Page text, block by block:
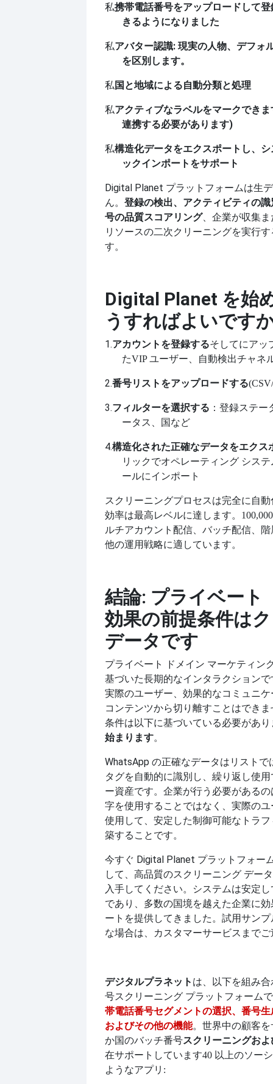
私携帯電話番号をアップロードして
きるようになりました
私アバター認識: 現実の人物、デフォ
を区別します。
私国と地域による自動分類と処理
私アクティブなラベルをマークでき
連携する必要があります)
私構造化データをエクスポートし、
ックインポートをサポート
Digital Planet プラットフォームは生
ん。 登録の検出、アクティビティの
号の品質スコアリング、企業が収集
リソースの二次クリーニングを実行
す。
Digital Planet を始
うすればよいです
1.アカウントを登録するそしてにアッ
たVIP ユーザー、自動検出チャネ
2.番号リストをアップロードする(
3.フィルターを選択する ：登録ステ
ータス、国など
4.構造化された正確なデータをエクス
リックでオペレーティング シス
ールにインポート
スクリーニングプロセスは完全に自
効率は最高レベルに達します。
ルチアカウント配信、バッチ配信、
他の運用戦略に適しています。
結論: プライベート
効果の前提条件は
データです
プライベート ドメイン マーケティン
基づいた長期的なインタラクション
実際のユーザー、効果的なコミュニ
コンテンツから切り離すことはでき
条件は以下に基づいている必要があり
始まります。
WhatsApp の正確なデータはリストで
タグを自動的に識別し、繰り返し使
ー資産です。企業が行う必要がある
字を使用することではなく、実際の
使用して、安定した制御可能なトラ
築することです。
今すぐ Digital Planet プラットフォー
して、高品質のスクリーニング デー
入手してください。システムは安定
であり、多数の国境を越えた企業に
ートを提供してきました。試用サン
な場合は、カスタマーサービスまで
デジタルプラネット は、以下を組み
号スクリーニング プラットフォーム
帯電話番号セグメントの選択、番号
およびその他の機能。世界中の顧客
か国のバッチ番号スクリーニングお
在サポートしています40 以上のソー
ようなアプリ: